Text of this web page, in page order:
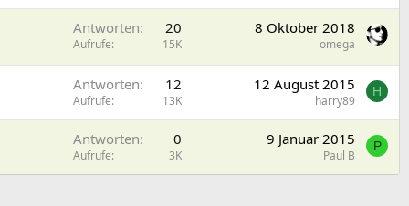
Antworten 20
Aufrufe 15K
8 Oktober 2018
omega
Antworten 12
Aufrufe 13K
12 August 2015
harry89
H
Antworten 0
Aufrufe 3K
9 Januar 2015
Paul B
P